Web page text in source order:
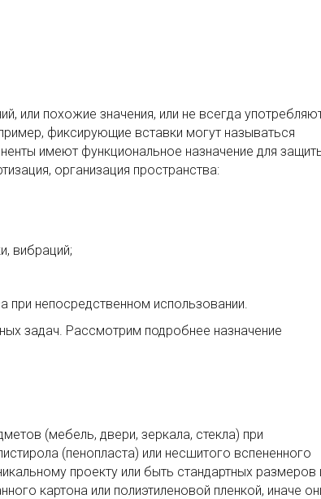
или похожие значения, или не всегда
фиксирующие вставки могут называться
имеют функциональное назначение для
организация пространства:
вибраций;
при непосредственном использовании.
задач. Рассмотрим подробнее назначение
(мебель, двери, зеркала, стекла) при
(пенопласта) или несшитого вспененного
проекту или быть стандартных размеров
картона или полиэтиленовой пленкой, иначе